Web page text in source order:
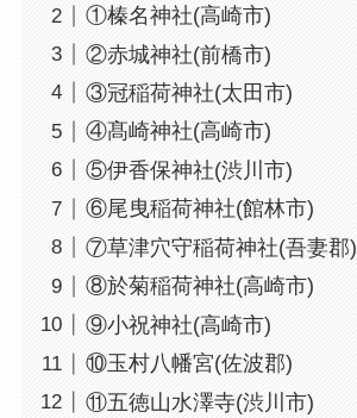
①榛名神社(高崎市)
②赤城神社(前橋市)
③冠稲荷神社(太田市)
④髙崎神社(高崎市)
⑤伊香保神社(渋川市)
⑥尾曳稲荷神社(館林市)
⑦草津穴守稲荷神社(吾妻郡)
⑧於菊稲荷神社(高崎市)
⑨小祝神社(高崎市)
⑩玉村八幡宮(佐波郡)
⑪五徳山水澤寺(渋川市)